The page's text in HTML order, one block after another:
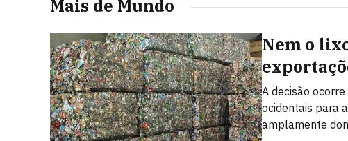
Mais de Mundo
Nem o
A decisão
ocidentais para
amplamente